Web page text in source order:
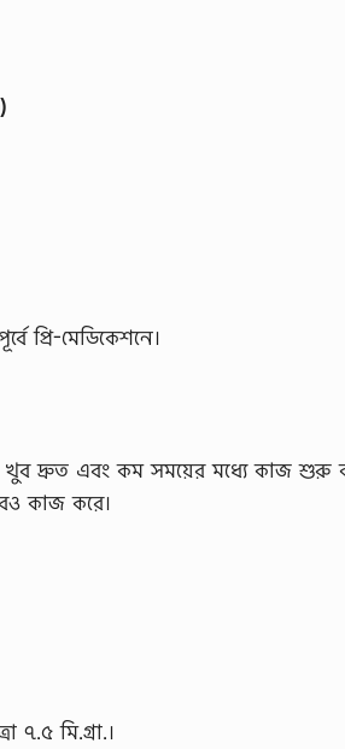
প্রি-মেডিকেশনে।
দ্রুত এবং কম সময়ের মধ্যে কাজ শুরু
কাজ করে।
৭.৫ মি.গ্রা.।